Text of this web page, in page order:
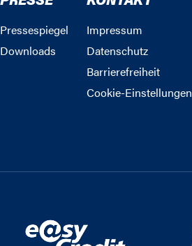
Pressespiegel
Downloads
Impressum
Datenschutz
Barrierefreiheit
Cookie-Einstellungen